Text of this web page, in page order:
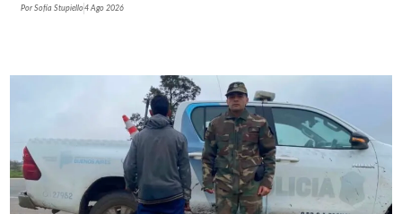
PorSofía Stupiello4 Ago 2026